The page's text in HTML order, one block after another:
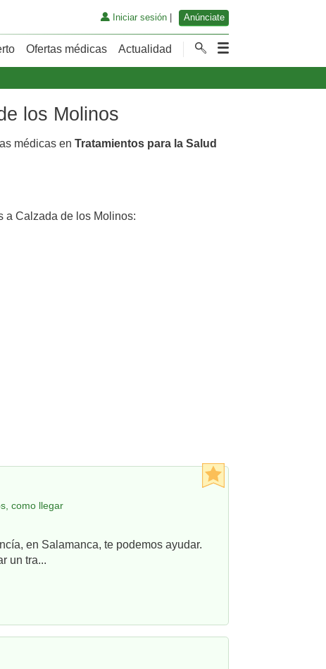
Iniciar sesión| Anúnciate
Ofertas médicas Actualidad
los Molinos
médicas en Tratamientos para la Salud
a Calzada de los Molinos:
como llegar
en Salamanca, te podemos ayudar.
un tra...